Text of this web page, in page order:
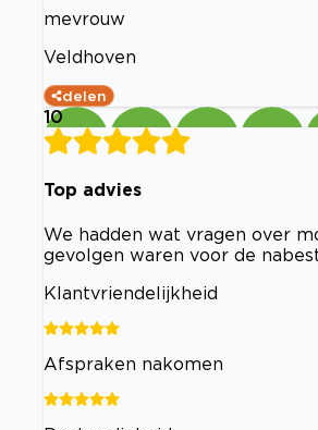
mevrouw
Veldhoven
delen
10
Top advies
We hadden wat vragen over
gevolgen waren voor de
Klantvriendelijkheid
Afspraken nakomen